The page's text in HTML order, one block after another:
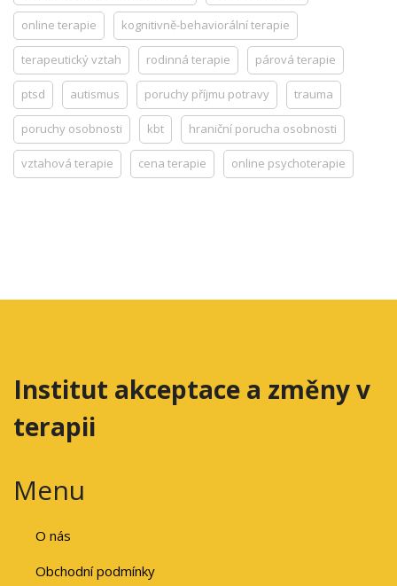
online terapie kognitivně-behaviorální terapie
terapeutický vztah rodinná terapie párová terapie
ptsd autismus poruchy příjmu potravy trauma
poruchy osobnosti kbt hraniční porucha osobnosti
vztahová terapie cena terapie online psychoterapie
Institut akceptace a změny v
terapii
Menu
O nás
Obchodní podmínky